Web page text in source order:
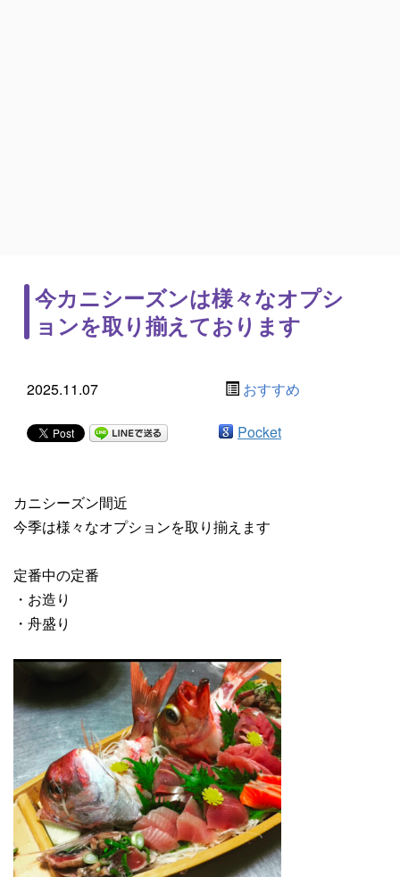
今カニシーズンは様々なオプシ
ョンを取り揃えております
2025.11.07 おすすめ
Pocket
カニシーズン間近
今季は様々なオプションを取り揃えます
定番中の定番
・お造り
・舟盛り